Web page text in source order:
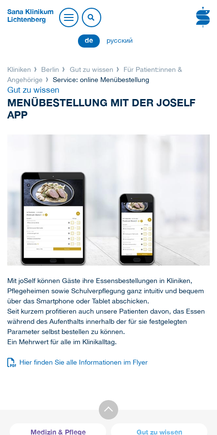
Sana Klinikum
Lichtenberg
de русский
Kliniken Berlin Gut zu wissen
Für Patient:innen &
Angehörige
Service: online Menübestellung
Gut zu wissen
MENÜBESTELLUNG MIT DER JOSELF
APP
Mit joSelf können Gäste ihre Essensbestellungen in Kliniken,
Pflegeheimen sowie Schulverpflegung ganz intuitiv und bequem
über das Smartphone oder Tablet abschicken.
Seit kurzem profitieren auch unsere Patienten davon, das Essen
während des Aufenthalts innerhalb der für sie festgelegten
Parameter selbst bestellen zu können.
Ein Mehrwert für alle im Klinikalltag.
Hier finden Sie alle Informationen im Flyer
Medizin & Pflege Gut zu wissen